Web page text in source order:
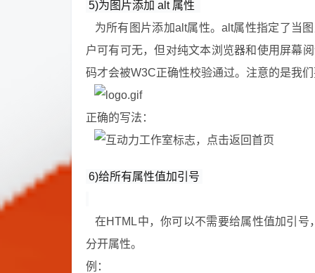
5)为图片添加 alt 属性
为所有图片添加alt属性。alt属性指定了当
户可有可无，但对纯文本浏览器和使用屏幕
码才会被W3C正确性校验通过。注意的是我
正确的写法：
6)给所有属性值加引号
在HTML中，你可以不需要给属性值加引号
分开属性。
例：